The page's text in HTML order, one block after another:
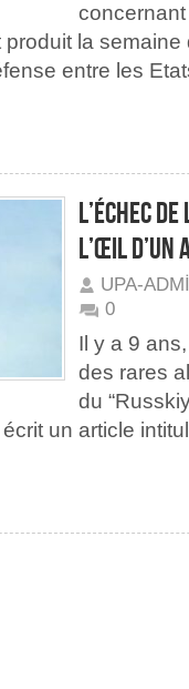
produit la
entre les
L’ÉCHEC
L’ŒIL D’UN
UPA-
0
Il y a 9
des rares
du
écrit un article